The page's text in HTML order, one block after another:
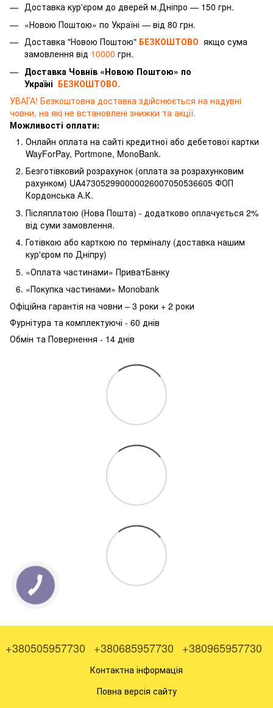
Доставка кур'єром до дверей м.Дніпро — 150 грн.
«Новою Поштою» по Україні — від 80 грн.
Доставка "Новою Поштою" БЕЗКОШТОВО якщо сума
замовлення від 10000 грн.
Доставка Човнів «Новою Поштою» по
Україні БЕЗКОШТОВО.
УВАГА! Безкоштовна доставка здійснюється на надувні
човни, на які не встановлені знижки та акції.
Можливості оплати:
Онлайн оплата на сайті кредитної або дебетової картки
WayForPay, Portmone, MonoBank.
Безготівковий розрахунок (оплата за розрахунковим
рахунком) UA473052990000026007050536605 ФОП
Кордонська А.К.
Післяплатою (Нова Пошта) - додатково оплачується 2%
від суми замовлення.
Готівкою або карткою по терміналу (доставка нашим
кур'єром по Дніпру)
«Оплата частинами» ПриватБанку
«Покупка частинами» Monobank
Офіційна гарантія на човни – 3 роки + 2 роки
Фурнітура та комплектуючі - 60 днів
Обмін та Повернення - 14 днів
+380505957730 +380685957730 +380965957730
Контактна інформація
Повна версія сайту